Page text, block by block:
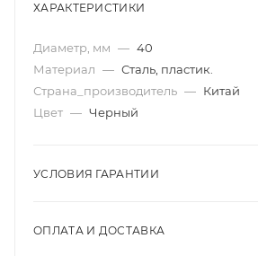
ХАРАКТЕРИСТИКИ
Диаметр, мм — 40
Материал — Сталь, пластик.
Страна_производитель — Китай
Цвет — Черный
УСЛОВИЯ ГАРАНТИИ
ОПЛАТА И ДОСТАВКА